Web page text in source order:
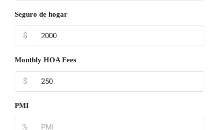
Seguro de hogar
$
Monthly HOA Fees
$
PMI
%